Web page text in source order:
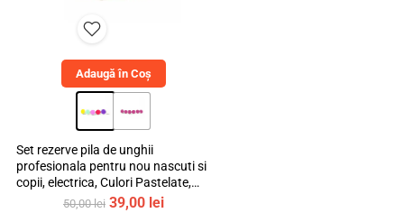
Adaugă în Coș
Set rezerve pila de unghii
profesionala pentru nou nascuti si
copii, electrica, Culori Pastelate,
mediLOGIC™
50,00lei Prețul
39,00 leiPrețul
Instagram